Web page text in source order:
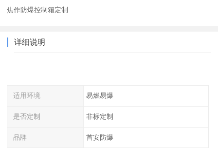
焦作防爆控制箱定制
详细说明
适用环境 易燃易爆
是否定制 非标定制
品牌 首安防爆